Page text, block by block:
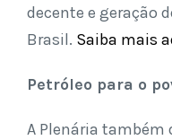
decente e geração
Brasil. Saiba mais
Petróleo para o
A Plenária também